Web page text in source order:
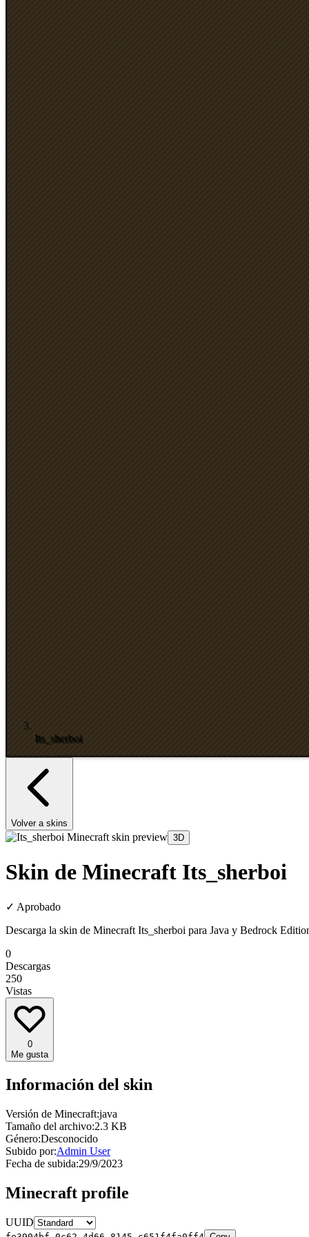
Its_sherboi
Volver a skins
3D
Skin de Minecraft Its_sherboi
✓ Aprobado
Descarga la skin de Minecraft Its_sherboi para Java y Bedrock
0
Descargas
250
Vistas
0
Me gusta
Información del skin
Versión de Minecraft:java
Tamaño del archivo:2.3 KB
Género:Desconocido
Subido por:Admin User
Fecha de subida:29/9/2023
Minecraft profile
UUID